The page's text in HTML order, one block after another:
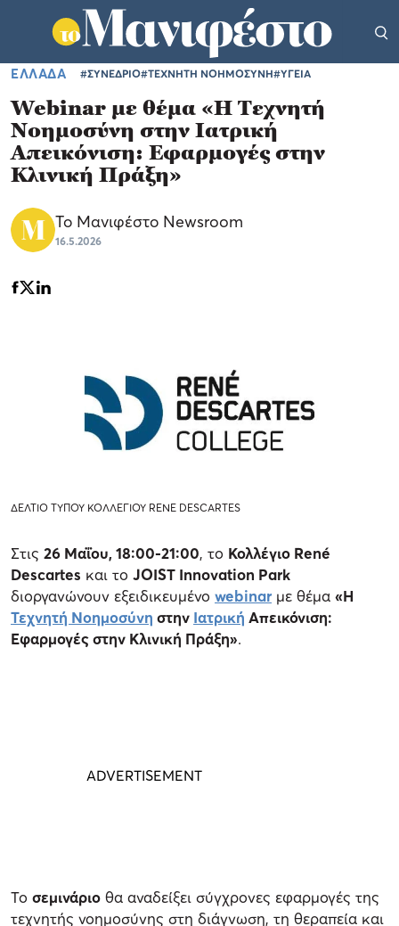
ΕΛΛΑΔΑ #ΣΥΝΕΔΡΙΟ#ΤΕΧΝΗΤΗ ΝΟΗΜΟΣΥΝΗ#ΥΓΕΙΑ
Webinar με θέμα «Η Τεχνητή
Νοημοσύνη στην Ιατρική
Απεικόνιση: Εφαρμογές στην
Κλινική Πράξη»
Το Μανιφέστο Newsroom
16.5.2026
ΔΕΛΤΙΟ ΤΥΠΟΥ ΚΟΛΛΕΓΙΟΥ RENE DESCARTES
Στις 26 Μαΐου, 18:00-21:00, το Κολλέγιο René
Descartes και το JOIST Innovation Park
διοργανώνουν εξειδικευμένο webinar με θέμα «Η
Τεχνητή Νοημοσύνη στην Ιατρική Απεικόνιση:
Εφαρμογές στην Κλινική Πράξη».
Το σεμινάριο θα αναδείξει σύγχρονες εφαρμογές της
τεχνητής νοημοσύνης στη διάγνωση, τη θεραπεία και